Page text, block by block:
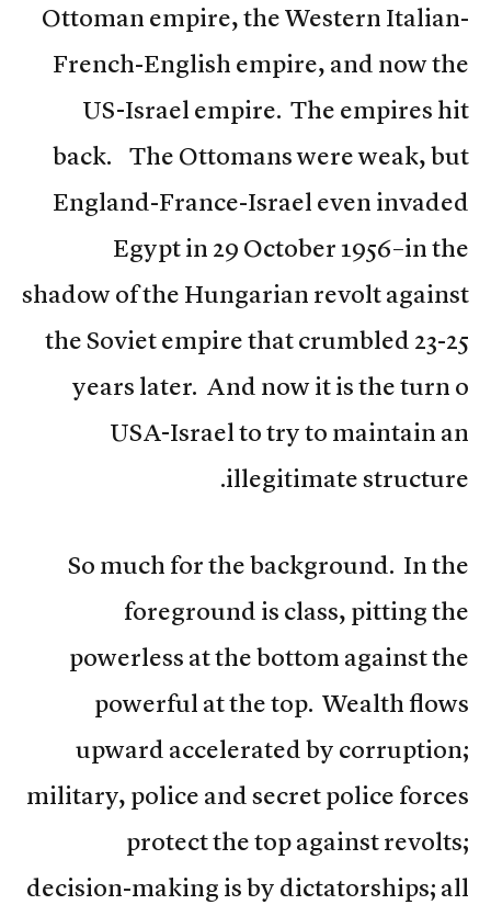
Ottoman empire, the Western Italian-
French-English empire, and now the
US-Israel empire. The empires hit
back. The Ottomans were weak, but
England-France-Israel even invaded
Egypt in 29 October 1956–in the
shadow of the Hungarian revolt against
the Soviet empire that crumbled 23-25
years later. And now it is the turn o
USA-Israel to try to maintain an
illegitimate structure.
So much for the background. In the
foreground is class, pitting the
powerless at the bottom against the
powerful at the top. Wealth flows
upward accelerated by corruption;
military, police and secret police forces
protect the top against revolts;
decision-making is by dictatorships; all